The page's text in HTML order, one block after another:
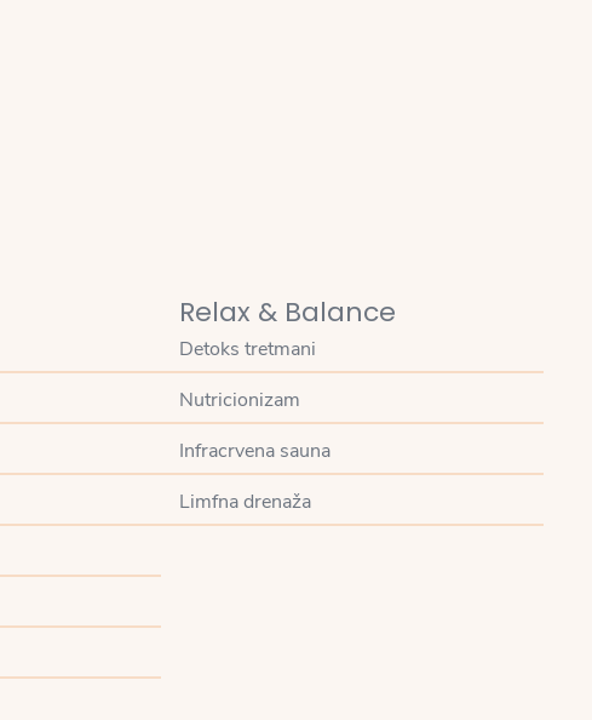
Relax & Balance
Detoks tretmani
Nutricionizam
Infracrvena sauna
Limfna drenaža